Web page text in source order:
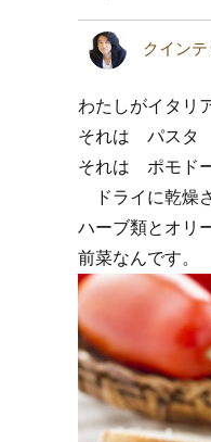
クイン
わたしがイタ
それは パス
それは ポモド
ドライに乾燥
ハーブ類とオリ
前菜なんです。